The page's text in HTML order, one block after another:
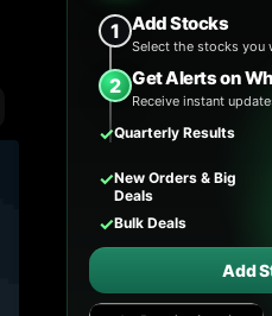
1 Add Stocks
Select the stocks you
2 Get Alerts on
Receive instant
✓Quarterly Results
✓New Orders & Big
Deals
✓Bulk Deals
Add